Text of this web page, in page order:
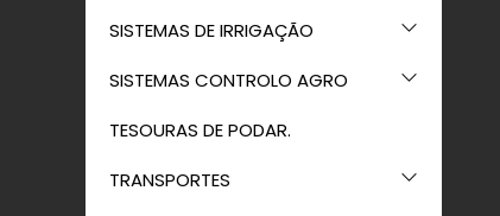
SISTEMAS DE IRRIGAÇÃO
SISTEMAS CONTROLO AGRO
TESOURAS DE PODAR.
TRANSPORTES